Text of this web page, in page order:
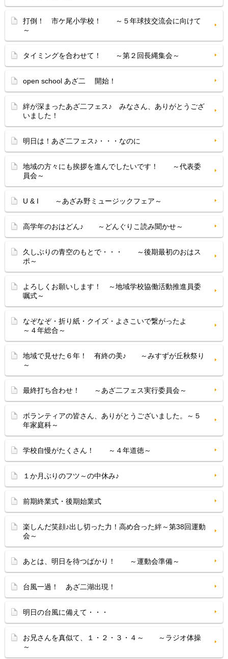
打倒！ 市ケ尾小学校！ ～５年球技交流会に向けて
～
タイミングを合わせて！ ～第２回長縄集会～
open school あざ二 開始！
絆が深まったあざ二フェス♪ みなさん、ありがとうござ
いました！
明日は！あざ二フェス♪・・・なのに
地域の方々にも挨拶を進んでしたいです！ ～代表委
員会～
U & I ～あざみ野ミュージックフェア～
高学年のおはどん♪ ～どんぐりこ読み聞かせ～
久しぶりの青空のもとで・・・ ～後期最初のおはス
ポ～
よろしくお願いします！ ～地域学校協働活動推進員委
嘱式～
なぞなぞ・折り紙・クイズ・よさこいで繋がったよ
～４年総合～
地域で見せた６年！ 有終の美♪ ～みすずが丘秋祭り
～
最終打ち合わせ！ ～あざ二フェス実行委員会～
ボランティアの皆さん、ありがとうございました。～５
年家庭科～
学校自慢がたくさん！ ～４年道徳～
１か月ぶりのフツ～の中休み♪
前期終業式・後期始業式
楽しんだ笑顔♪出し切った力！高め合った絆～第38回運動
会～
あとは、明日を待つばかり！ ～運動会準備～
台風一過！ あざ二湖出現！
明日の台風に備えて・・・
お兄さんを真似て、１・２・３・４～ ～ラジオ体操
～